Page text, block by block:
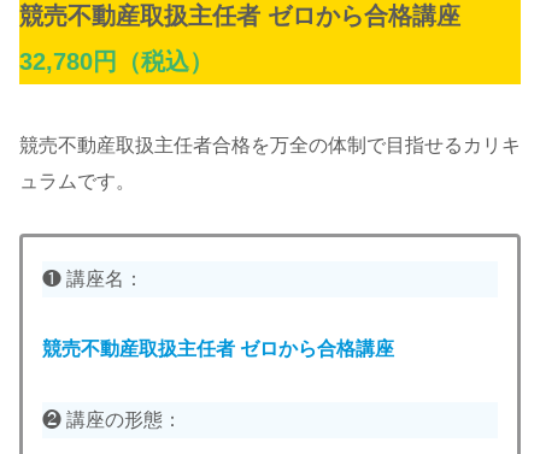
競売不動産取扱主任者 ゼロから合格講座
32,780円（税込）
競売不動産取扱主任者合格を万全の体制で目指せるカリキ
ュラムです。
❶ 講座名：
競売不動産取扱主任者 ゼロから合格講座
❷ 講座の形態：